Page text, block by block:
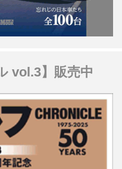
vol.3】販売中